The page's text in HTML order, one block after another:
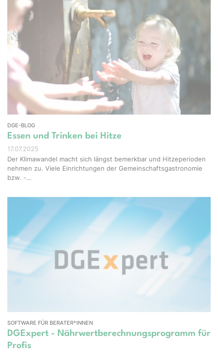
DGE-BLOG
Essen und Trinken bei Hitze
17.07.2025
Der Klimawandel macht sich längst bemerkbar und Hitzeperioden
nehmen zu. Viele Einrichtungen der Gemeinschaftsgastronomie
bzw. -…
SOFTWARE FÜR BERATER*INNEN
DGExpert - Nährwertberechnungsprogramm für
Profis